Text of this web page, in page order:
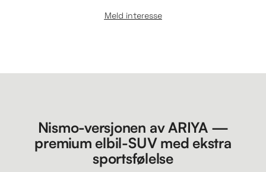
Meld interesse
Nismo-versjonen av ARIYA —
premium elbil-SUV med ekstra
sportsfølelse